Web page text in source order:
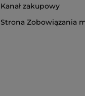
Kanał zakupowy
Strona Zobowiązania